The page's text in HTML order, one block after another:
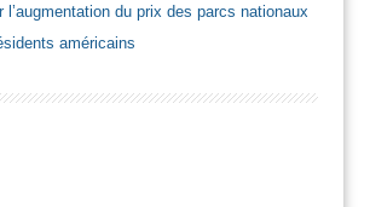
l’augmentation du prix des parcs nationaux
américains